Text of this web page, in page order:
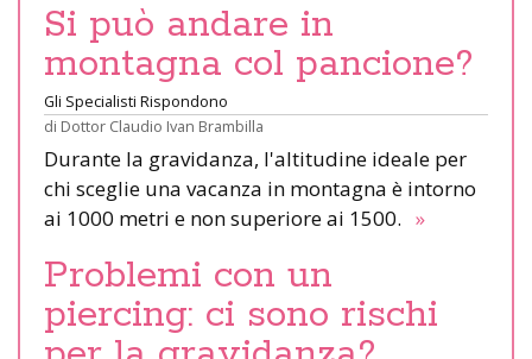
Si può andare in
montagna col pancione?
Gli Specialisti Rispondono
di Dottor Claudio Ivan Brambilla
Durante la gravidanza, l'altitudine ideale per
chi sceglie una vacanza in montagna è intorno
ai 1000 metri e non superiore ai 1500. »
Problemi con un
piercing: ci sono rischi